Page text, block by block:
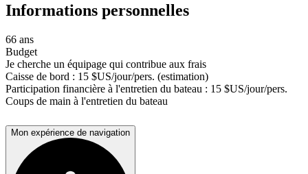
Informations personnelles
66 ans
Budget
Je cherche un équipage qui contribue aux frais
Caisse de bord : 15 $US/jour/pers. (estimation)
Participation financière à l'entretien du bateau : 15 $US/jour/pers.
Coups de main à l'entretien du bateau
Mon expérience de navigation